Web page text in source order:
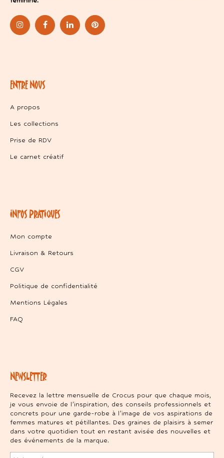
ENTRE NOUS
A propos
Les collections
Prise de RDV
Le carnet créatif
INFOS PRATIQUES
Mon compte
Livraison & Retours
CGV
Politique de confidentialité
Mentions Légales
FAQ
NEWSLETTER
Recevez la lettre mensuelle de Crocus pour que chaque mois,
je vous envoie de l’inspiration, des conseils professionnels et
concrets pour une garde-robe à l’image de vos aspirations de
femmes matures et pétillantes. Des graines de plaisirs à semer
dans votre quotidien tout en restant avisée des nouvelles et
des événements de la marque.